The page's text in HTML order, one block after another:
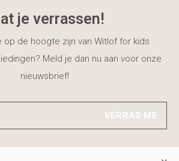
je verrassen!
op de hoogte zijn van Witlof for kids
Meld je dan nu aan voor onze
nieuwsbrief!
VERRAS ME